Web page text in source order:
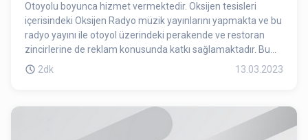
Otoyolu boyunca hizmet vermektedir. Oksijen tesisleri
içerisindeki Oksijen Radyo müzik yayınlarını yapmakta ve bu
radyo yayını ile otoyol üzerindeki perakende ve restoran
zincirlerine de reklam konusunda katkı sağlamaktadır. Bu
sayede mağazalar ve restoranlar Oksijen Radyo'ya reklam
2dk 13.03.2023